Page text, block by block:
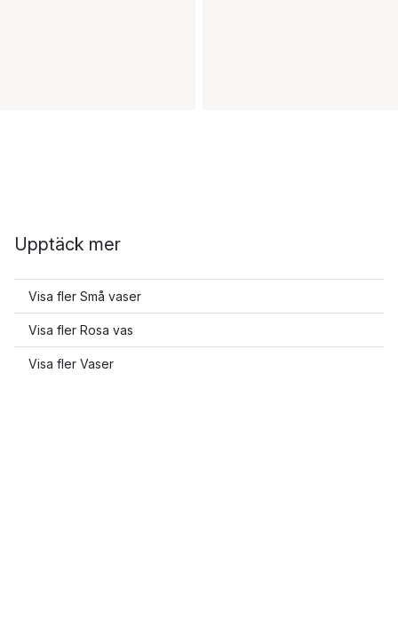
Upptäck mer
Visa fler Små vaser
Visa fler Rosa vas
Visa fler Vaser